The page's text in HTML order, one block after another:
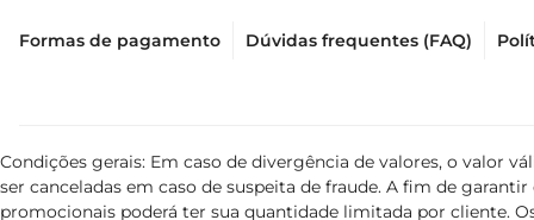
Formas de pagamento Dúvidas frequentes (FAQ)
Condições gerais: Em caso de divergência de valores, o valor
ser canceladas em caso de suspeita de fraude. A fim de
promocionais poderá ter sua quantidade limitada por cliente.